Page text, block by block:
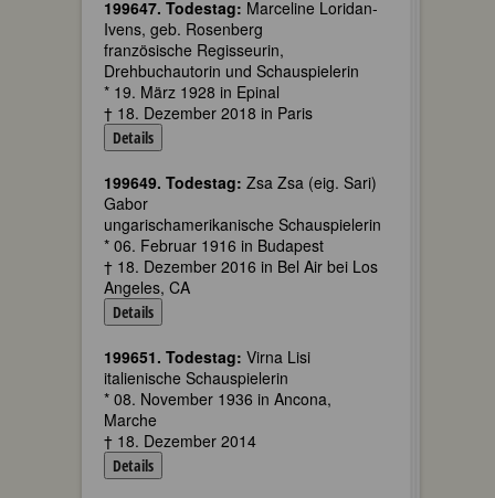
199647. Todestag: Marceline Loridan-
Ivens, geb. Rosenberg
französische Regisseurin,
Drehbuchautorin und Schauspielerin
* 19. März 1928 in Epinal
† 18. Dezember 2018 in Paris
Details
199649. Todestag: Zsa Zsa (eig. Sari)
Gabor
ungarischamerikanische Schauspielerin
* 06. Februar 1916 in Budapest
† 18. Dezember 2016 in Bel Air bei Los
Angeles, CA
Details
199651. Todestag: Virna Lisi
italienische Schauspielerin
* 08. November 1936 in Ancona,
Marche
† 18. Dezember 2014
Details